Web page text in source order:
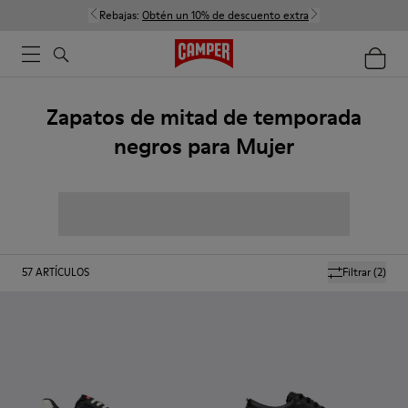
Rebajas: Obtén un 10% de descuento extra
Zapatos de mitad de temporada
negros para Mujer
Filtrar(2)
57ARTÍCULOS